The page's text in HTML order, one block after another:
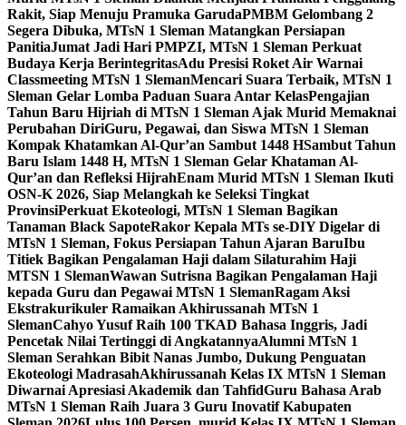
Rakit, Siap Menuju Pramuka GarudaPMBM Gelombang 2
Segera Dibuka, MTsN 1 Sleman Matangkan Persiapan
PanitiaJumat Jadi Hari PMPZI, MTsN 1 Sleman Perkuat
Budaya Kerja BerintegritasAdu Presisi Roket Air Warnai
Classmeeting MTsN 1 SlemanMencari Suara Terbaik, MTsN 1
Sleman Gelar Lomba Paduan Suara Antar KelasPengajian
Tahun Baru Hijriah di MTsN 1 Sleman Ajak Murid Memaknai
Perubahan DiriGuru, Pegawai, dan Siswa MTsN 1 Sleman
Kompak Khatamkan Al-Qur’an Sambut 1448 HSambut Tahun
Baru Islam 1448 H, MTsN 1 Sleman Gelar Khataman Al-
Qur’an dan Refleksi HijrahEnam Murid MTsN 1 Sleman Ikuti
OSN-K 2026, Siap Melangkah ke Seleksi Tingkat
ProvinsiPerkuat Ekoteologi, MTsN 1 Sleman Bagikan
Tanaman Black SapoteRakor Kepala MTs se-DIY Digelar di
MTsN 1 Sleman, Fokus Persiapan Tahun Ajaran BaruIbu
Titiek Bagikan Pengalaman Haji dalam Silaturahim Haji
MTSN 1 SlemanWawan Sutrisna Bagikan Pengalaman Haji
kepada Guru dan Pegawai MTsN 1 SlemanRagam Aksi
Ekstrakurikuler Ramaikan Akhirussanah MTsN 1
SlemanCahyo Yusuf Raih 100 TKAD Bahasa Inggris, Jadi
Pencetak Nilai Tertinggi di AngkatannyaAlumni MTsN 1
Sleman Serahkan Bibit Nanas Jumbo, Dukung Penguatan
Ekoteologi MadrasahAkhirussanah Kelas IX MTsN 1 Sleman
Diwarnai Apresiasi Akademik dan TahfidGuru Bahasa Arab
MTsN 1 Sleman Raih Juara 3 Guru Inovatif Kabupaten